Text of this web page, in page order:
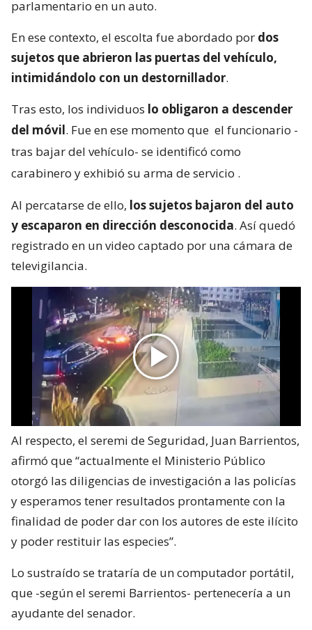
parlamentario en un auto.
En ese contexto, el escolta fue abordado por dos
sujetos que abrieron las puertas del vehículo,
intimidándolo con un destornillador.
Tras esto, los individuos lo obligaron a descender
del móvil. Fue en ese momento que el funcionario -
tras bajar del vehículo- se identificó como
carabinero y exhibió su arma de servicio .
Al percatarse de ello, los sujetos bajaron del auto
y escaparon en dirección desconocida. Así quedó
registrado en un video captado por una cámara de
televigilancia.
Al respecto, el seremi de Seguridad, Juan Barrientos,
afirmó que “actualmente el Ministerio Público
otorgó las diligencias de investigación a las policías
y esperamos tener resultados prontamente con la
finalidad de poder dar con los autores de este ilícito
y poder restituir las especies”.
Lo sustraído se trataría de un computador portátil,
que -según el seremi Barrientos- pertenecería a un
ayudante del senador.